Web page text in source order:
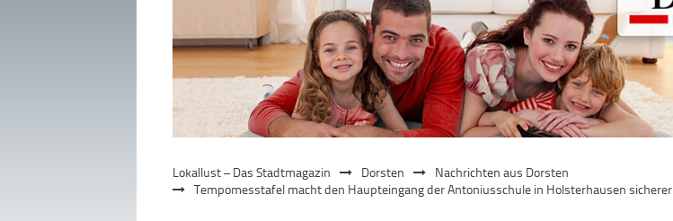
Lokallust – Das Stadtmagazin Dorsten
Nachrichten aus Dorsten
Tempomesstafel macht den Haupteingang der Antoniusschule in Holsterhausen sicherer